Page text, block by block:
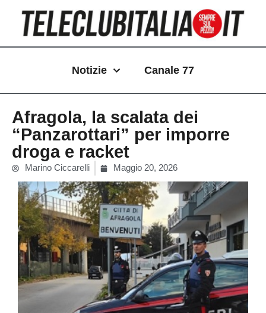
contenuto
Notizie Canale 77
Afragola, la scalata dei
“Panzarottari” per imporre
droga e racket
Marino Ciccarelli Maggio 20, 2026